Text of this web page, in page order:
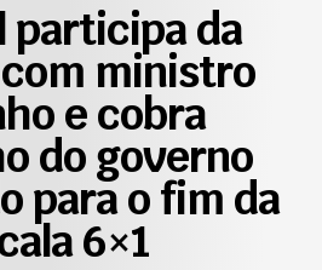
participa da
ministro
e cobra
do governo
para o fim da
6×1